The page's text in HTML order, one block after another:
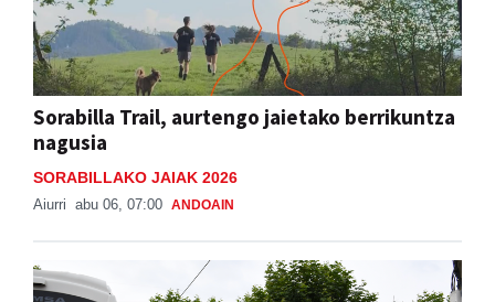
Sorabilla Trail, aurtengo jaietako berrikuntza
nagusia
SORABILLAKO JAIAK 2026
Aiurri abu 06, 07:00 ANDOAIN